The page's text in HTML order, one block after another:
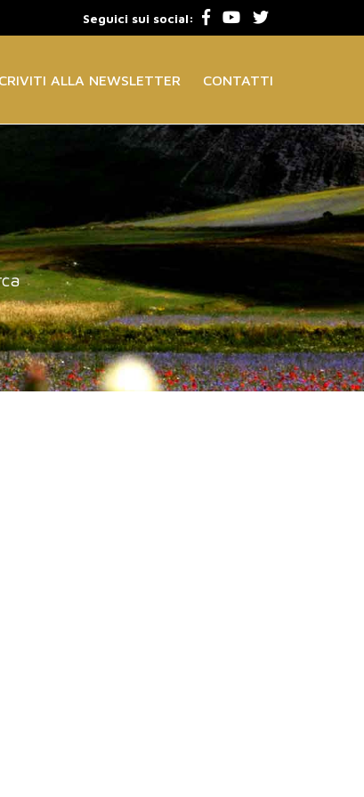
Seguici sui social:
ALLA NEWSLETTER CONTATTI